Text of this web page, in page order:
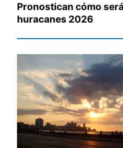
Pronostican cómo
huracanes 2026